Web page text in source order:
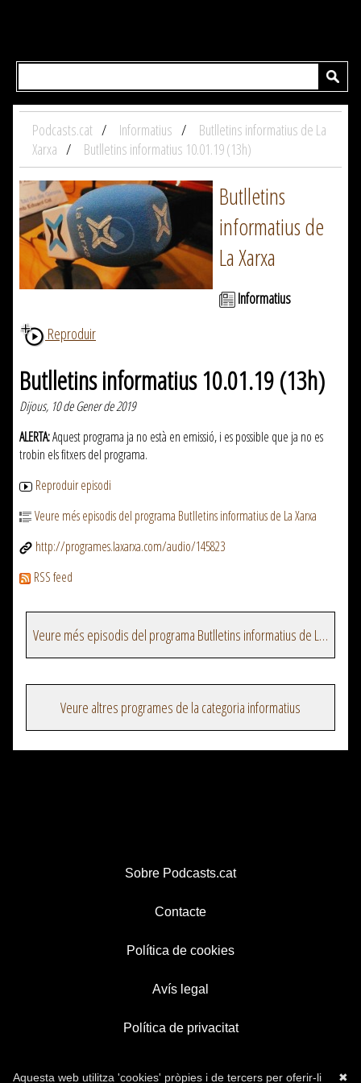
Podcasts.cat Informatius
Butlletins informatius de La
Xarxa
Butlletins informatius 10.01.19 (13h)
Butlletins
informatius de
La Xarxa
Informatius
Reproduir
Butlletins informatius 10.01.19 (13h)
Dijous, 10 de Gener de 2019
ALERTA:Aquest programa ja no està en emissió, i es possible que ja no es
trobin els fitxers del programa.
Reproduir episodi
Veure més episodis del programa Butlletins informatius de La Xarxa
http://programes.laxarxa.com/audio/145823
RSS feed
Veure més episodis del programa Butlletins informatius de La Xarxa
Veure altres programes de la categoria informatius
Sobre Podcasts.cat
Contacte
Política de cookies
Avís legal
Política de privacitat
✖
Aquesta web utilitza 'cookies' pròpies i de tercers per oferir-li